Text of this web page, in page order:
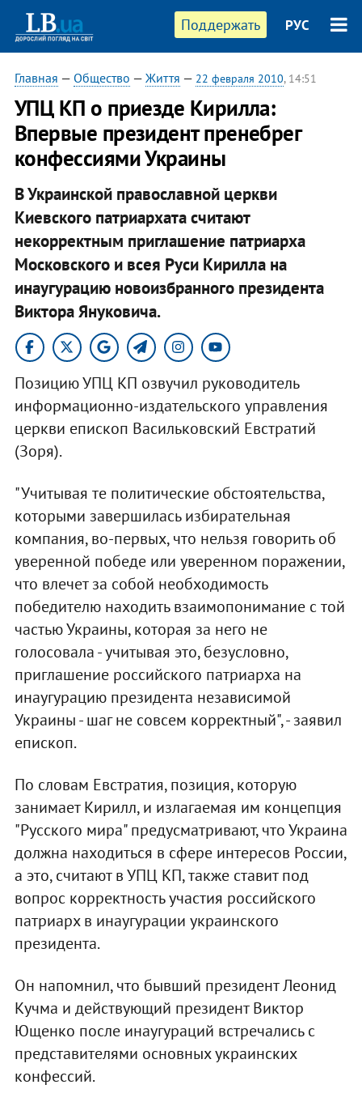
Поддержать РУС
Главная — Общество — Життя — 22 февраля 2010, 14:51
УПЦ КП о приезде Кирилла:
Впервые президент пренебрег
конфессиями Украины
В Украинской православной церкви
Киевского патриархата считают
некорректным приглашение патриарха
Московского и всея Руси Кирилла на
инаугурацию новоизбранного президента
Виктора Януковича.
Позицию УПЦ КП озвучил руководитель
информационно-издательского управления
церкви епископ Васильковский Евстратий
(Зоря).
"Учитывая те политические обстоятельства,
которыми завершилась избирательная
компания, во-первых, что нельзя говорить об
уверенной победе или уверенном поражении,
что влечет за собой необходимость
победителю находить взаимопонимание с той
частью Украины, которая за него не
голосовала - учитывая это, безусловно,
приглашение российского патриарха на
инаугурацию президента независимой
Украины - шаг не совсем корректный", - заявил
епископ.
По словам Евстратия, позиция, которую
занимает Кирилл, и излагаемая им концепция
"Русского мира" предусматривают, что Украина
должна находиться в сфере интересов России,
а это, считают в УПЦ КП, также ставит под
вопрос корректность участия российского
патриарх в инаугурации украинского
президента.
Он напомнил, что бывший президент Леонид
Кучма и действующий президент Виктор
Ющенко после инаугураций встречались с
представителями основных украинских
конфессий.